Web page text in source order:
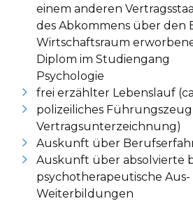
einem anderen
des Abkommens über den
Wirtschaftsraum
Diplom im Studiengang
Psychologie
frei erzählter Lebenslauf
polizeiliches
Vertragsunterzeichnung)
Auskunft über
Auskunft über absolvierte
psychotherapeutische Aus-
Weiterbildungen